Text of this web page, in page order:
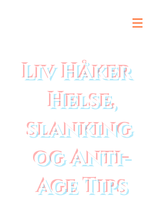
Liv Håker
Helse,
slanking
og Anti-
Age Tips